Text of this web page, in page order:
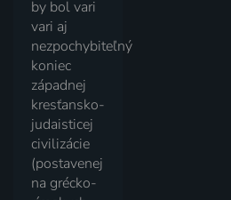
by bol vari
vari aj
nezpochybiteľný
koniec
západnej
kresťansko-
judaisticej
civilizácie
(postavenej
na grécko-